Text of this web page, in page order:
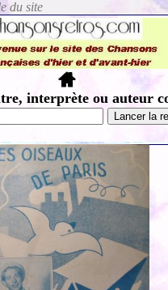
interprète ou auteur